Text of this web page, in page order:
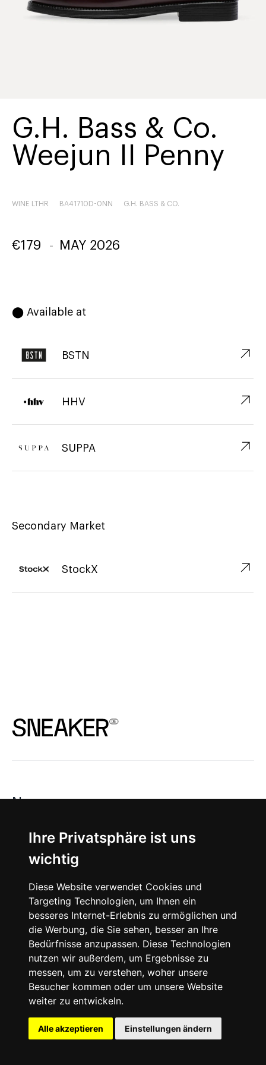
Ihre Privatsphäre ist uns
wichtig
Diese Website verwendet Cookies und
Targeting Technologien, um Ihnen ein
besseres Internet-Erlebnis zu ermöglichen und
die Werbung, die Sie sehen, besser an Ihre
Bedürfnisse anzupassen. Diese Technologien
nutzen wir außerdem, um Ergebnisse zu
messen, um zu verstehen, woher unsere
Besucher kommen oder um unsere Website
weiter zu entwickeln.
Alle akzeptieren Einstellungen ändern
G.H. Bass & Co.
Weejun II Penny
WINE LTHR BA41710D-0NN G.H. BASS & CO.
€179 - MAY 2026
⬤ Available at
BSTN ↗︎
HHV ↗︎
SUPPA ↗︎
Secondary Market
StockX ↗︎
News
About
Instagram
Facebook
© 2024 SNEAKERᴰᴱ, All rights reserved.
Impressum Datenschutz
Cookie-Einstellungen